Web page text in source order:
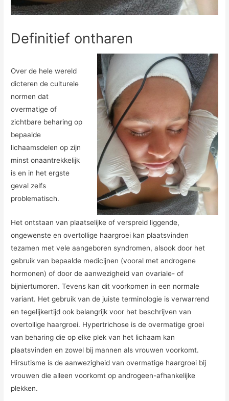
Definitief ontharen
Over de hele wereld
dicteren de culturele
normen dat
overmatige of
zichtbare beharing op
bepaalde
lichaamsdelen op zijn
minst onaantrekkelijk
is en in het ergste
geval zelfs
problematisch.
Het ontstaan van plaatselijke of verspreid liggende,
ongewenste en overtollige haargroei kan plaatsvinden
tezamen met vele aangeboren syndromen, alsook door het
gebruik van bepaalde medicijnen (vooral met androgene
hormonen) of door de aanwezigheid van ovariale- of
bijniertumoren. Tevens kan dit voorkomen in een normale
variant. Het gebruik van de juiste terminologie is verwarrend
en tegelijkertijd ook belangrijk voor het beschrijven van
overtollige haargroei. Hypertrichose is de overmatige groei
van beharing die op elke plek van het lichaam kan
plaatsvinden en zowel bij mannen als vrouwen voorkomt.
Hirsutisme is de aanwezigheid van overmatige haargroei bij
vrouwen die alleen voorkomt op androgeen-afhankelijke
plekken.